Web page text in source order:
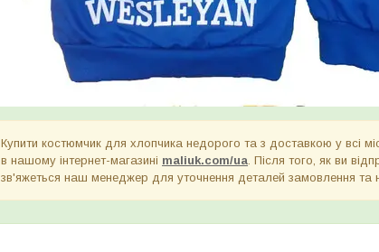
Купити костюмчик для хлопчика недорого та з доставкою у всі
в нашому інтернет-магазині maliuk.com/ua . Після того, як ви
зв'яжеться наш менеджер для уточнення деталей замовлення та